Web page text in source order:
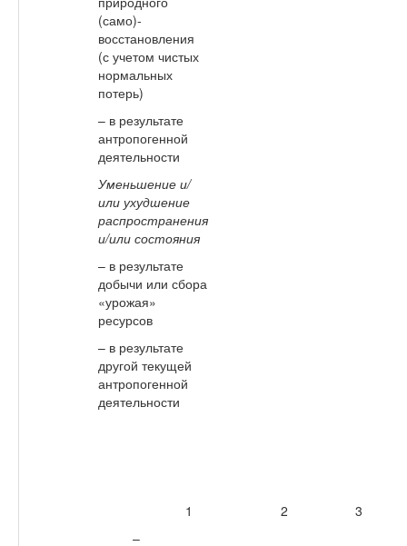
(само)-
восстановления
(с учетом чистых
нормальных
потерь)
– в результате
антропогенной
деятельности
Уменьшение и/
или ухудшение
распространения
и/или состояния
– в результате
добычи или сбора
«урожая»
ресурсов
– в результате
другой текущей
антропогенной
деятельности
1 2
3
–